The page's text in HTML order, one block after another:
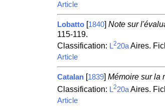
Article
Lobatto [1840] Note sur
115-119.
Classification: L220aAires.
Article
Catalan [1839] Mémoire sur la
Classification: L220aAires.
Article